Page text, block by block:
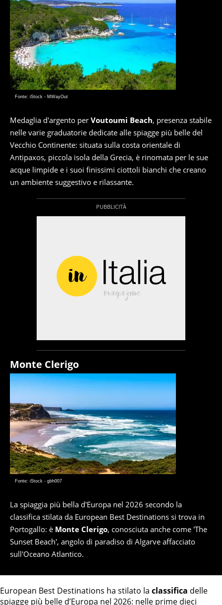
Fonte: iStock - MWayOut
Medaglia d'argento per Voutoumi Beach, presenza stabile
nelle varie graduatorie dedicate alle spiagge più belle del
Vecchio Continente: situata sulla costa orientale di
Antipaxos, piccola isola della Grecia, è rinomata per le sue
acque limpide e i suoi finissimi ciottoli bianchi che creano
un ambiente suggestivo e rilassante.
Monte Clerigo
Fonte: iStock - gbh007
La spiaggia più bella d'Europa nel 2026 secondo la
classifica stilata da European Best Destinations si trova in
Portogallo: è Monte Clerigo, conosciuta anche come 'The
Sunset Beach', angolo di paradiso di Algarve affacciato
sull'Oceano Atlantico.
European Best Destinations ha stilato la classifica delle
spiagge più belle d’Europa nel 2026: nelle prime dieci